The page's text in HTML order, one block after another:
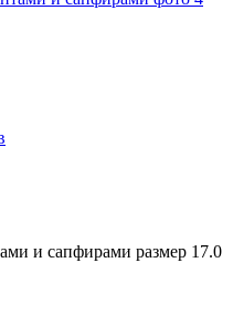
и сапфирами размер 17.0